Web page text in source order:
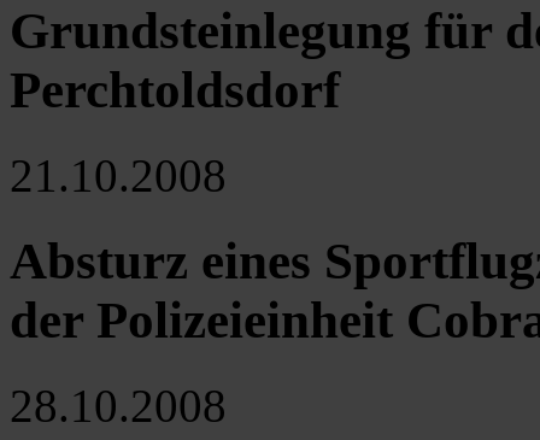
Grundsteinlegung für
Perchtoldsdorf
21.10.2008
Absturz eines
der Polizeieinheit
28.10.2008